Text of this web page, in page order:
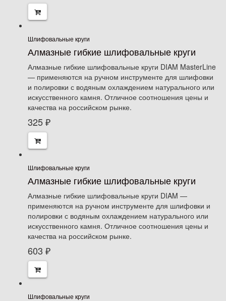
Шлифовальные круги
Алмазные гибкие шлифовальные круги
Алмазные гибкие шлифовальные круги DIAM MasterLine
— применяются на ручном инструменте для шлифовки
и полировки с водяным охлаждением натурального или
искусственного камня. Отличное соотношения цены и
качества на российском рынке.
325₽
Шлифовальные круги
Алмазные гибкие шлифовальные круги
Алмазные гибкие шлифовальные круги DIAM —
применяются на ручном инструменте для шлифовки и
полировки с водяным охлаждением натурального или
искусственного камня. Отличное соотношения цены и
качества на российском рынке.
603 ₽
Шлифовальные круги